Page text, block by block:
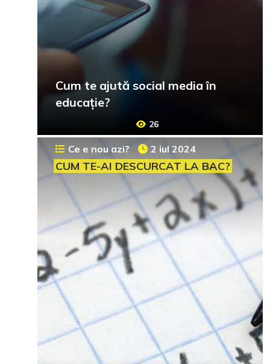
Cum te ajută social media în
educație?
26
Ce e nou azi? 2 iul 2024
CUM TE-AI DESCURCAT LA BAC?